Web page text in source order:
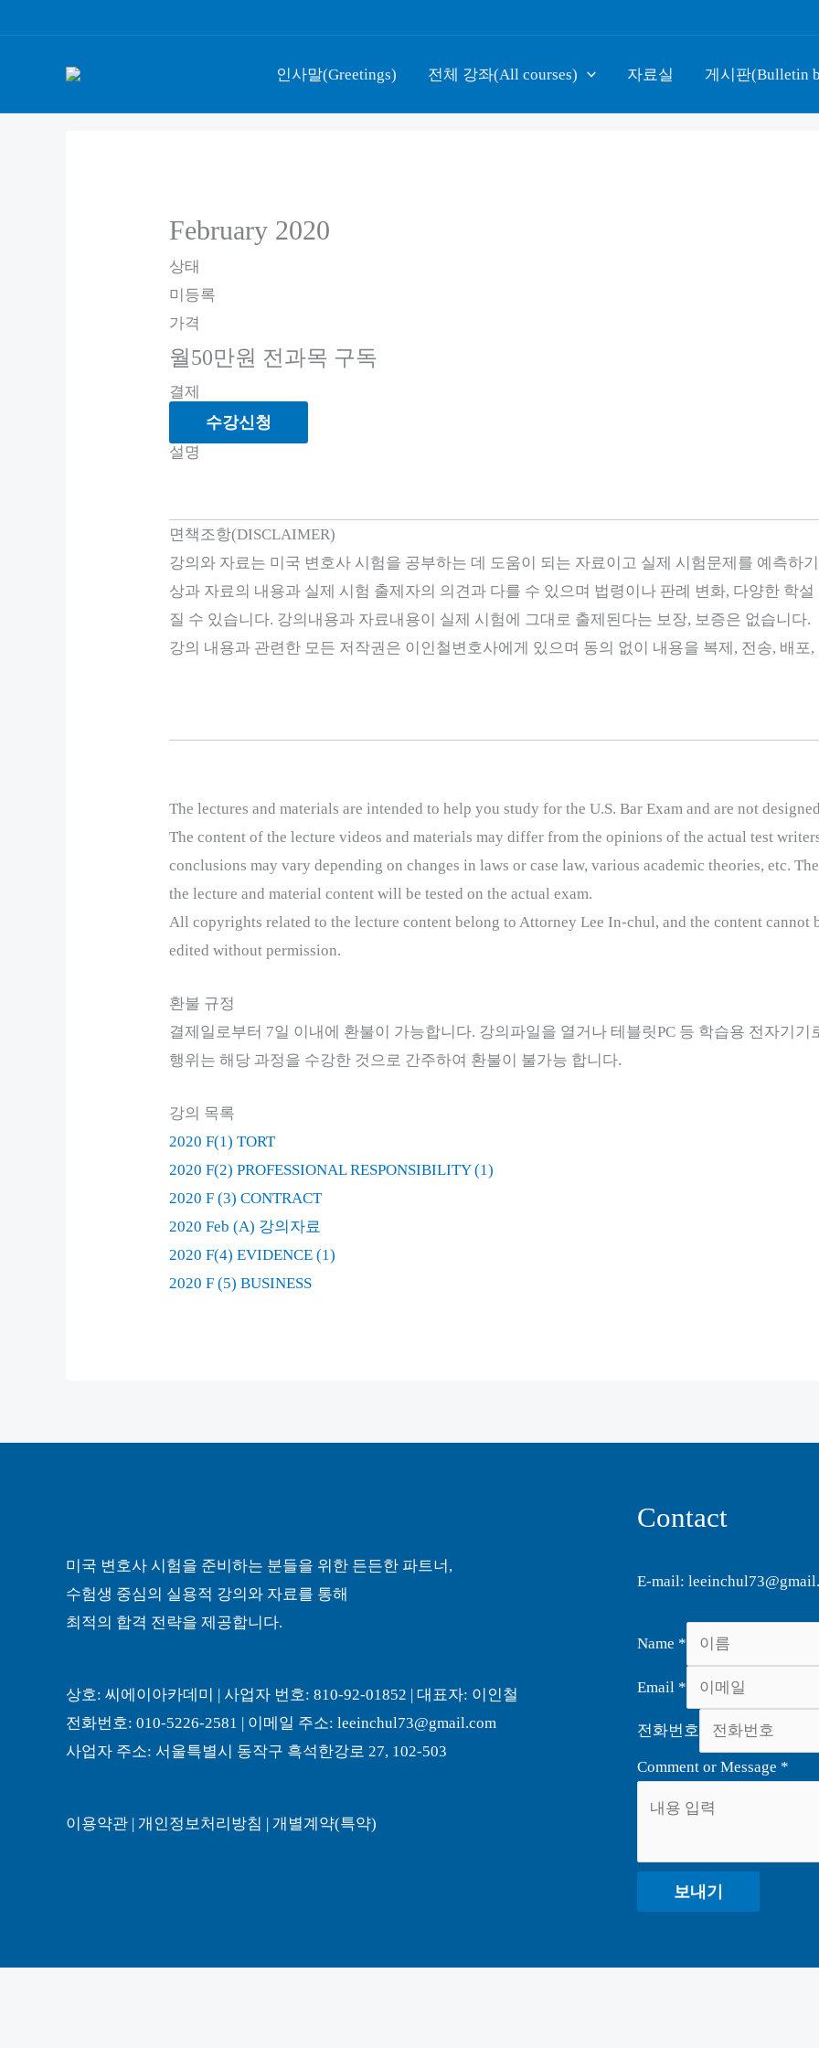
인사말(Greetings) 전체 강좌(All courses) 자료실 게시판(Bulletin
February 2020
상태
미등록
가격
월50만원 전과목 구독
결제
수강신청
설명
면책조항(DISCLAIMER)
강의와 자료는 미국 변호사 시험을 공부하는 데 도움이 되는 자료이고 실제 시험문제를 예측하
상과 자료의 내용과 실제 시험 출제자의 의견과 다를 수 있으며 법령이나 판례 변화, 다양한 학
질 수 있습니다. 강의내용과 자료내용이 실제 시험에 그대로 출제된다는 보장, 보증은 없습니다.
강의 내용과 관련한 모든 저작권은 이인철변호사에게 있으며 동의 없이 내용을 복제, 전송, 배포
The lectures and materials are intended to help you study for the U.S. Bar Exam and are not
The content of the lecture videos and materials may differ from the opinions of the actual test
conclusions may vary depending on changes in laws or case law, various academic theories, etc.
the lecture and material content will be tested on the actual exam.
All copyrights related to the lecture content belong to Attorney Lee In-chul, and the content cannot
edited without permission.
환불 규정
결제일로부터 7일 이내에 환불이 가능합니다. 강의파일을 열거나 테블릿PC 등 학습용 전자기
행위는 해당 과정을 수강한 것으로 간주하여 환불이 불가능 합니다.
강의 목록
2020 F(1) TORT
2020 F(2) PROFESSIONAL RESPONSIBILITY (1)
2020 F (3) CONTRACT
2020 Feb (A) 강의자료
2020 F(4) EVIDENCE (1)
2020 F (5) BUSINESS
미국 변호사 시험을 준비하는 분들을 위한 든든한 파트너,
수험생 중심의 실용적 강의와 자료를 통해
최적의 합격 전략을 제공합니다.
상호: 씨에이아카데미 | 사업자 번호: 810-92-01852 | 대표자: 이인철
전화번호: 010-5226-2581 | 이메일 주소: leeinchul73@gmail.com
사업자 주소: 서울특별시 동작구 흑석한강로 27, 102-503
이용약관 | 개인정보처리방침 | 개별계약(특약)
Contact
E-mail:
Name *
Email *
전화번호
Comment or Message *
보내기